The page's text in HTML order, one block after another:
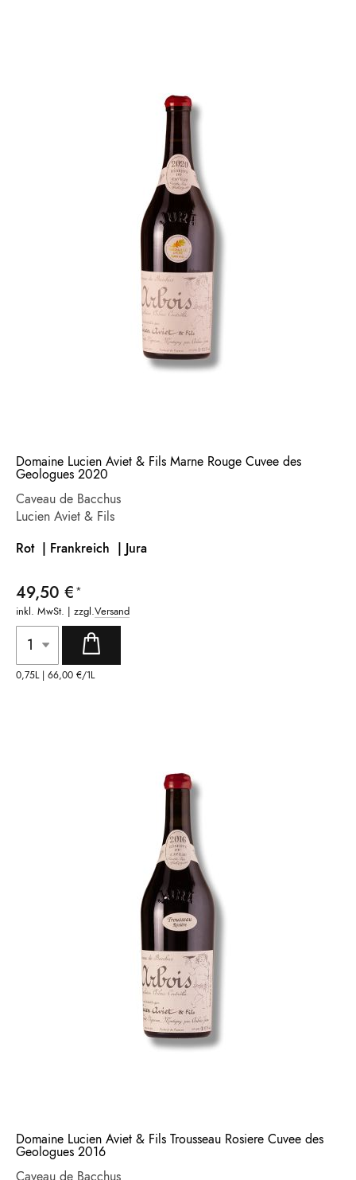
Domaine Lucien Aviet & Fils Marne Rouge Cuvee des
Geologues 2020
Caveau de Bacchus
Lucien Aviet & Fils
Rot | Frankreich | Jura
49,50 €
inkl. MwSt. | zzgl.Versand
0,75L | 66,00 €/1L
Domaine Lucien Aviet & Fils Trousseau Rosiere Cuvee des
Geologues 2016